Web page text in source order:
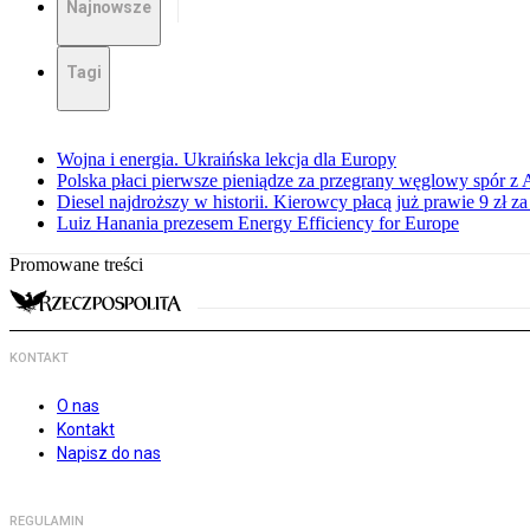
Najnowsze
Tagi
Wojna i energia. Ukraińska lekcja dla Europy
Polska płaci pierwsze pieniądze za przegrany węglowy spór z
Diesel najdroższy w historii. Kierowcy płacą już prawie 9 zł
Luiz Hanania prezesem Energy Efficiency for Europe
Promowane treści
KONTAKT
O nas
Kontakt
Napisz do nas
REGULAMIN